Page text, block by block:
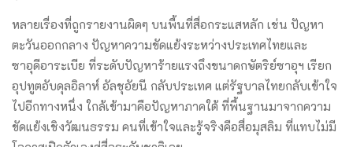
หลายเรื่องที่ถูกรายงานผิดๆ บนพื้นที่สื่อกระแสหลัก เช่น ปัญหา
ตะวันออกกลาง ปัญหาความขัดแย้งระหว่างประเทศไทยและ
ซาอุดีอาระเบีย ที่ระดับปัญหาร้ายแรงถึงขนาดกษัตริย์ซาอุฯ เรียก
อุปทูตอับดุลอิลาห์ อัลชุอัยนี กลับประเทศ แต่รัฐบาลไทยกลับเข้าใจ
ไปอีกทางหนึ่ง ใกล้เข้ามาคือปัญหาภาคใต้ ที่พื้นฐานมาจากความ
ขัดแย้งเชิงวัฒนธรรม คนที่เข้าใจและรู้จริงคือสื่อมุสลิม ที่แทบไม่มี